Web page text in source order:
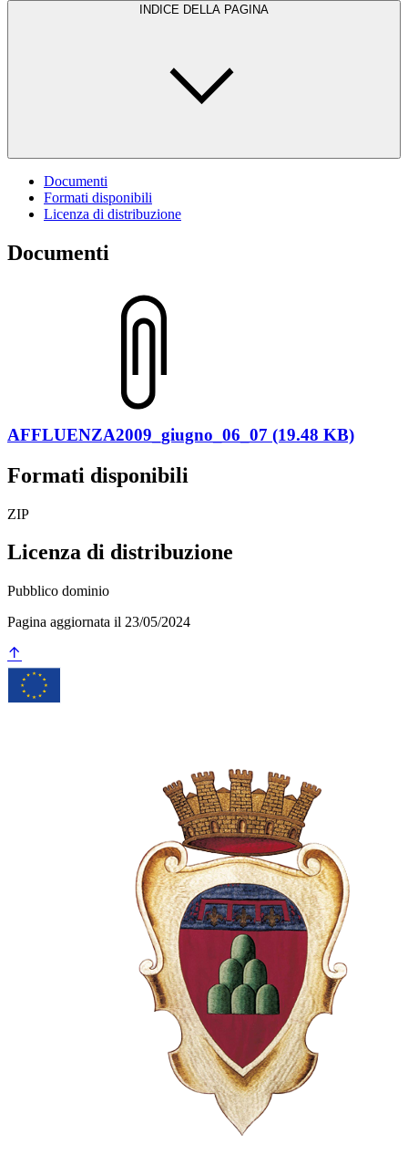
INDICE DELLA PAGINA
Documenti
Formati disponibili
Licenza di distribuzione
Documenti
AFFLUENZA2009_giugno_06_07 (19.48 KB)
Formati disponibili
ZIP
Licenza di distribuzione
Pubblico dominio
Pagina aggiornata il 23/05/2024